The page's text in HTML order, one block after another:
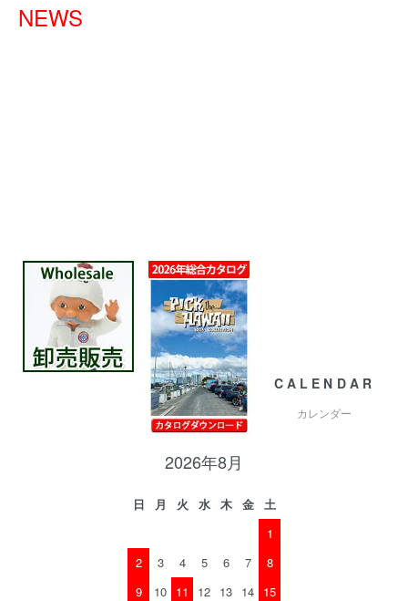
NEWS
CALENDAR
カレンダー
2026年8月
日 月 火 水 木 金
土
1
2
3 4 5 6 7
8
9
10 11 12 13 14 15